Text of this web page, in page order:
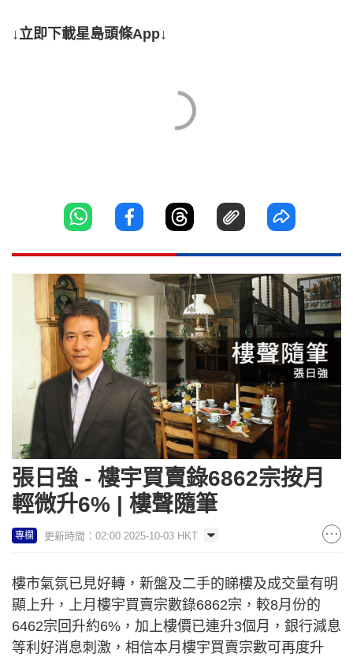
↓立即下載星島頭條App↓
張日強 - 樓宇買賣錄6862宗按月
輕微升6% | 樓聲隨筆
專欄 更新時間：02:00 2025-10-03 HKT
樓市氣氛已見好轉，新盤及二手的睇樓及成交量有明
顯上升，上月樓宇買賣宗數錄6862宗，較8月份的
6462宗回升約6%，加上樓價已連升3個月，銀行減息
等利好消息刺激，相信本月樓宇買賣宗數可再度升